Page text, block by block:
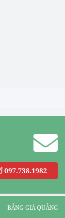
097.738.1982
BẢNG GIÁ QUẢNG